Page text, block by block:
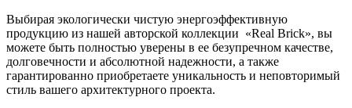
Выбирая экологически чистую энергоэффективную
продукцию из нашей авторской коллекции «Real Brick», вы
можете быть полностью уверены в ее безупречном качестве,
долговечности и абсолютной надежности, а также
гарантированно приобретаете уникальность и неповторимый
стиль вашего архитектурного проекта.